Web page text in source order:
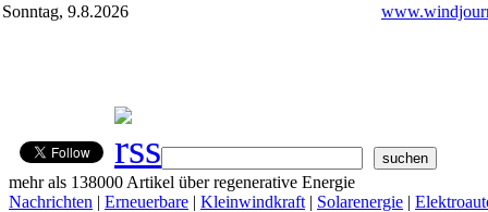
Sonntag, 9.8.2026
mehr als 138000 Artikel über regenerative Energie
Nachrichten | Erneuerbare | Kleinwindkraft | Solarenergie |